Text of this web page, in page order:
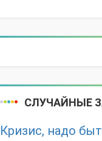
СЛУЧАЙНЫЕ
Кризис, надо